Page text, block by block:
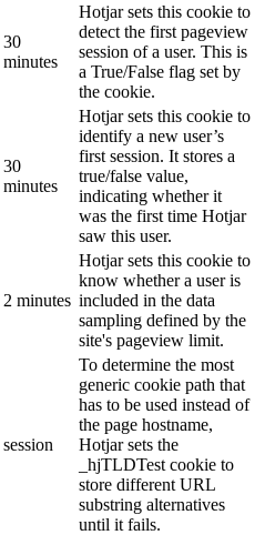
30
minutes
Hotjar sets this cookie to
detect the first pageview
session of a user. This is
a True/False flag set by
the cookie.
30
minutes
Hotjar sets this cookie to
identify a new user’s
first session. It stores a
true/false value,
indicating whether it
was the first time Hotjar
saw this user.
2 minutes
Hotjar sets this cookie to
know whether a user is
included in the data
sampling defined by the
site's pageview limit.
session
To determine the most
generic cookie path that
has to be used instead of
the page hostname,
Hotjar sets the
_hjTLDTest cookie to
store different URL
substring alternatives
until it fails.